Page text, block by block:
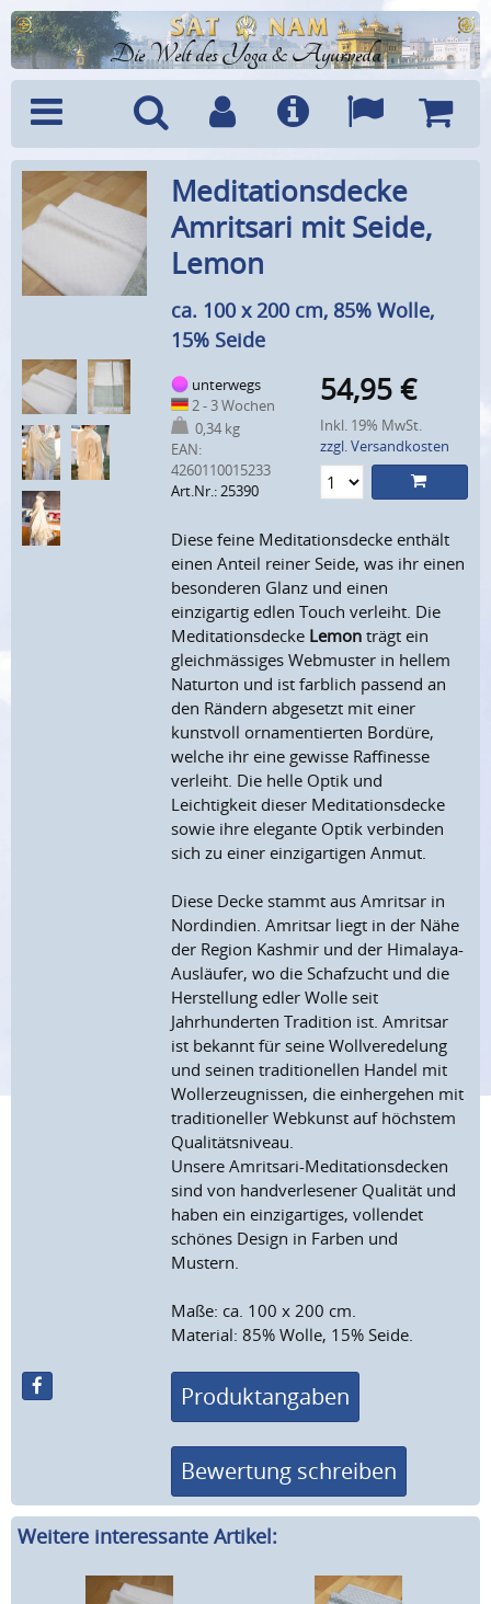
Die Welt des Yoga & Ayurveda
Menü SucheBenutzerkonto
Info Sprachen
Meditationsdecke
Amritsari mit Seide,
Lemon
ca. 100 x 200 cm, 85% Wolle,
15% Seide
unterwegs
2 - 3 Wochen
0,34 kg
EAN:
4260110015233
Art.Nr.: 25390
54,95 €
Inkl. 19% MwSt.
zzgl. Versandkosten
Diese feine Meditationsdecke enthält
einen Anteil reiner Seide, was ihr einen
besonderen Glanz und einen
einzigartig edlen Touch verleiht. Die
Meditationsdecke Lemon trägt ein
gleichmässiges Webmuster in hellem
Naturton und ist farblich passend an
den Rändern abgesetzt mit einer
kunstvoll ornamentierten Bordüre,
welche ihr eine gewisse Raffinesse
verleiht. Die helle Optik und
Leichtigkeit dieser Meditationsdecke
sowie ihre elegante Optik verbinden
sich zu einer einzigartigen Anmut.
Diese Decke stammt aus Amritsar in
Nordindien. Amritsar liegt in der Nähe
der Region Kashmir und der Himalaya-
Ausläufer, wo die Schafzucht und die
Herstellung edler Wolle seit
Jahrhunderten Tradition ist. Amritsar
ist bekannt für seine Wollveredelung
und seinen traditionellen Handel mit
Wollerzeugnissen, die einhergehen mit
traditioneller Webkunst auf höchstem
Qualitätsniveau.
Unsere Amritsari-Meditationsdecken
sind von handverlesener Qualität und
haben ein einzigartiges, vollendet
schönes Design in Farben und
Mustern.
Maße: ca. 100 x 200 cm.
Material: 85% Wolle, 15% Seide.
Produktangaben
Bewertung schreiben
Weitere interessante Artikel: